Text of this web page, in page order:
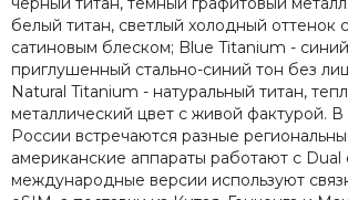
белый титан, светлый холодный оттенок
сатиновым блеском; Blue Titanium -
приглушенный стально-синий тон без
Natural Titanium - натуральный титан,
металлический цвет с живой фактурой.
России встречаются разные
американские аппараты работают с Dual
международные версии используют